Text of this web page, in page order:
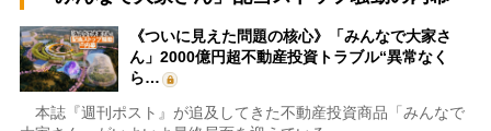
《ついに見えた問題の核心》「みんなで大家さ
ん」2000億円超不動産投資トラブル“異常なく
ら…
本誌『週刊ポスト』が追及してきた不動産投資商品「みんなで